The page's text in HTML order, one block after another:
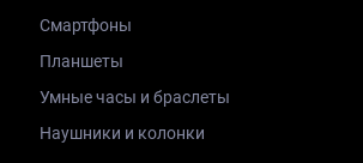
Смартфоны
Планшеты
Умные часы и браслеты
Наушники и колонки